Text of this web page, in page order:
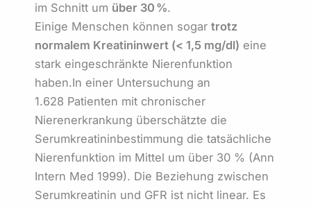
im Schnitt um über 30 %.
Einige Menschen können sogar trotz
normalem Kreatininwert (< 1,5 mg/dl) eine
stark eingeschränkte Nierenfunktion
haben.In einer Untersuchung an
1.628 Patienten mit chronischer
Nierenerkrankung überschätzte die
Serumkreatininbestimmung die tatsächliche
Nierenfunktion im Mittel um über 30 % (Ann
Intern Med 1999). Die Beziehung zwischen
Serumkreatinin und GFR ist nicht linear. Es